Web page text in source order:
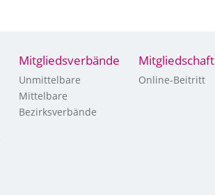
Mitgliedsverbände
Unmittelbare
Mittelbare
Bezirksverbände
Mitgliedschaft
Online-Beitritt